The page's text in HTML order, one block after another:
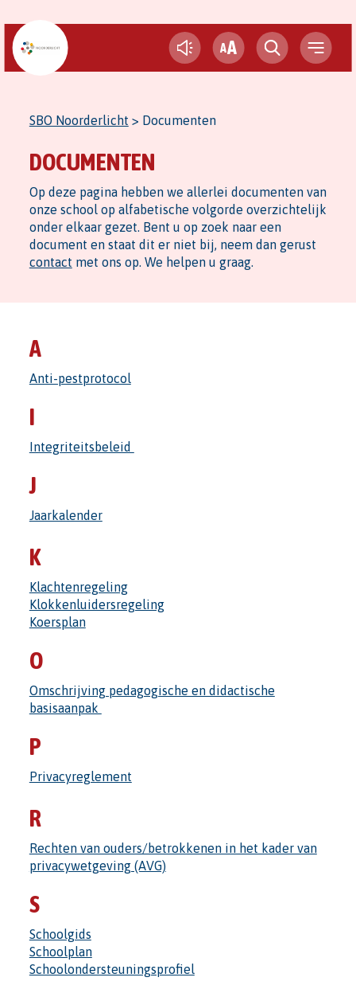
AA
SBO Noorderlicht > Documenten
DOCUMENTEN
Op deze pagina hebben we allerlei documenten van
onze school op alfabetische volgorde overzichtelijk
onder elkaar gezet. Bent u op zoek naar een
document en staat dit er niet bij, neem dan gerust
contact met ons op. We helpen u graag.
A
Anti-pestprotocol
I
Integriteitsbeleid
J
Jaarkalender
K
Klachtenregeling
Klokkenluidersregeling
Koersplan
O
Omschrijving pedagogische en didactische
basisaanpak
P
Privacyreglement
R
Rechten van ouders/betrokkenen in het kader van
privacywetgeving (AVG)
S
Schoolgids
Schoolplan
Schoolondersteuningsprofiel